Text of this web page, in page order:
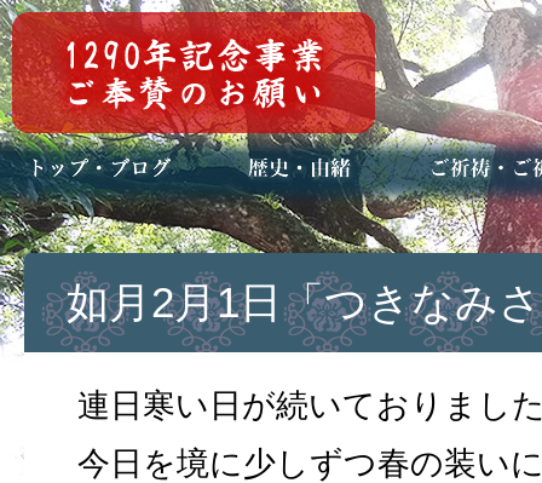
トップページ
ブログ(日々八百万)
お知らせ一覧 歴史・ご祭神
年中行事
メディア掲載 ご祈祷・ご祈
安産祈願
初宮参り
七五三詣
長寿のお祝い
神前結婚式
厄祓い・方位
車のお祓い
地鎮祭
神葬祭（神式
如月2月1日「つきなみ
連日寒い日が続いておりまし
今日を境に少しずつ春の装い